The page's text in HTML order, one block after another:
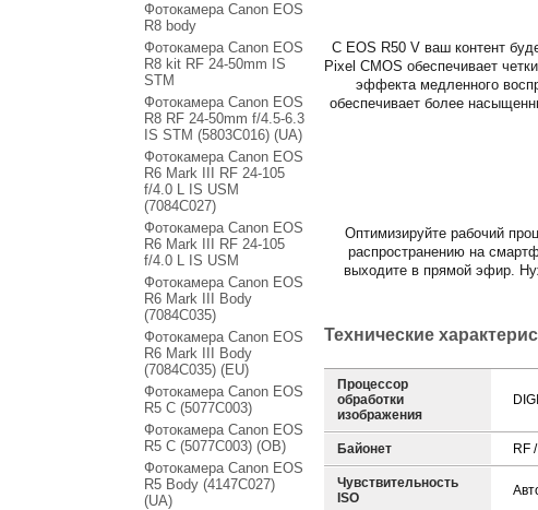
С EOS R50 V ваш контент
Pixel CMOS обеспечивает
эффекта медленного
обеспечивает более
Оптимизируйте рабочий
распространению на
выходите в прямой эфир.
Технические
Процессор
обработки
изображения
Байонет RF
Чувствительность
ISO
Фотокамера Canon EOS
R8 body
Фотокамера Canon EOS
R8 kit RF 24-50mm IS
STM
Фотокамера Canon EOS
R8 RF 24-50mm f/4.5-6.3
IS STM (5803C016) (UA)
Фотокамера Canon EOS
R6 Mark III RF 24-105
f/4.0 L IS USM
(7084C027)
Фотокамера Canon EOS
R6 Mark III RF 24-105
f/4.0 L IS USM
Фотокамера Canon EOS
R6 Mark III Body
(7084C035)
Фотокамера Canon EOS
R6 Mark III Body
(7084C035) (EU)
Фотокамера Canon EOS
R5 C (5077C003)
Фотокамера Canon EOS
R5 C (5077C003) (OB)
Фотокамера Canon EOS
R5 Body (4147C027)
(UA)